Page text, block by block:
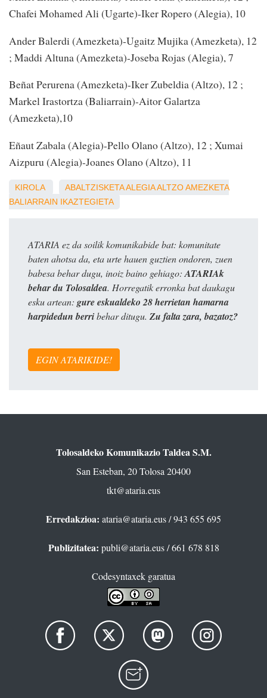
Chafei Mohamed Ali (Ugarte)-Iker Ropero (Alegia), 10
Ander Balerdi (Amezketa)-Ugaitz Mujika (Amezketa), 12
; Maddi Altuna (Amezketa)-Joseba Rojas (Alegia), 7
Beñat Perurena (Amezketa)-Iker Zubeldia (Altzo), 12 ;
Markel Irastortza (Baliarrain)-Aitor Galartza
(Amezketa),10
Eñaut Zabala (Alegia)-Pello Olano (Altzo), 12 ; Xumai
Aizpuru (Alegia)-Joanes Olano (Altzo), 11
KIROLA ABALTZISKETAALEGIAALTZOAMEZKETA
BALIARRAIN IKAZTEGIETA
ATARIA ez da soilik komunikabide bat: komunitate
baten ahotsa da, eta urte hauen guztien ondoren, zuen
babesa behar dugu, inoiz baino gehiago:ATARIAk
behar du Tolosaldea. Horregatik erronka bat daukagu
esku artean: gure eskualdeko 28 herrietan hamarna
harpidedun berribehar ditugu. Zu falta zara, bazatoz?
EGIN ATARIKIDE!
Tolosaldeko Komunikazio Taldea S.M.
San Esteban, 20 Tolosa 20400
tkt@ataria.eus
Erredakzioa: ataria@ataria.eus/ 943 655 695
Publizitatea: publi@ataria.eus/ 661 678 818
Codesyntaxek garatua